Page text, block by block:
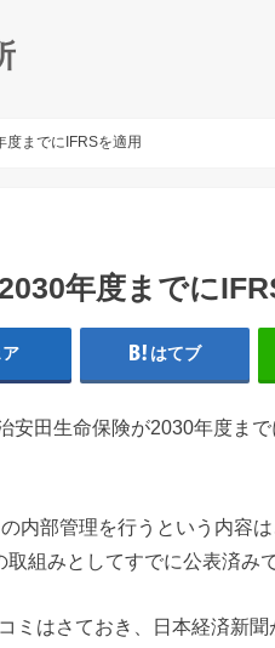
度までにIFRSを適用
年度までに
はてブ
安田生命保険が2030年度ま
内部管理を行うという内容
組みとしてすでに公表済みで
ミはさておき、日本経済新